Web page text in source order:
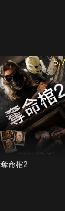
5.7
奪命棺2